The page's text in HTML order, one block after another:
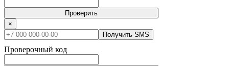
Проверить
×
Получить SMS
Проверочный код